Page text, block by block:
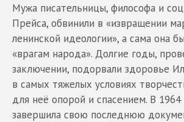
Мужа писательницы, философа и
Прейса, обвинили в «извращении
ленинской идеологии», а сама она
«врагам народа». Долгие годы,
заключении, подорвали здоровье
в самых тяжелых условиях
для неё опорой и спасением. В
завершила свою последнюю